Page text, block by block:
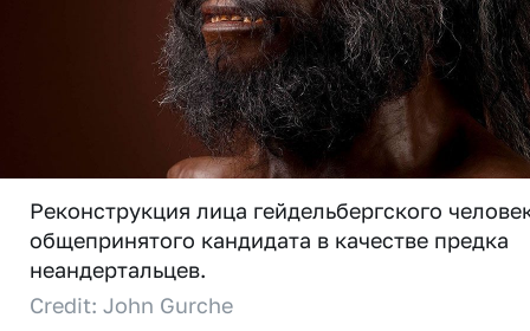
Реконструкция лица гейдельбергского
общепринятого кандидата в качестве предка
неандертальцев.
Credit: John Gurche